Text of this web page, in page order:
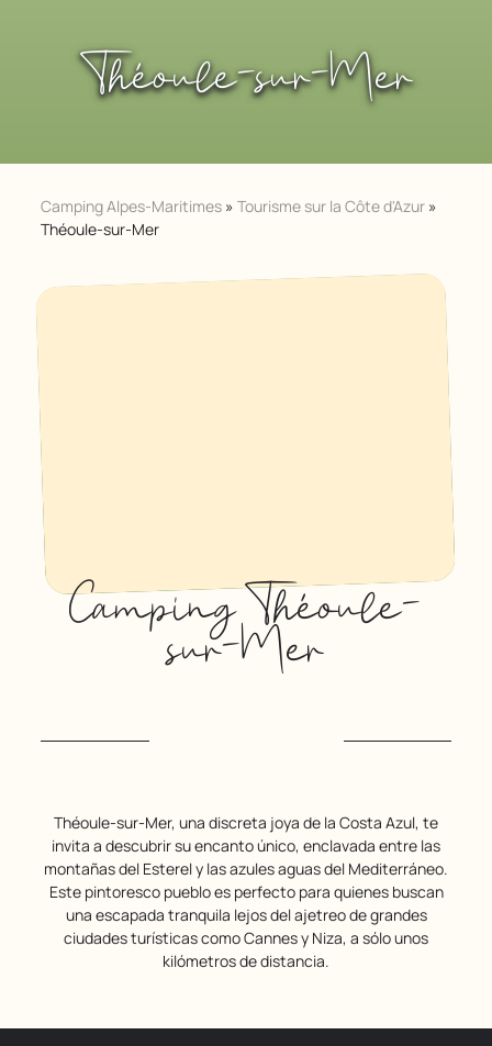
Théoule-sur-Mer
Camping Alpes-Maritimes »Tourisme sur la Côte d'Azur »
Théoule-sur-Mer
Camping Théoule-
sur-Mer
Théoule-sur-Mer, una discreta joya de la Costa Azul, te
invita a descubrir su encanto único, enclavada entre las
montañas del Esterel y las azules aguas del Mediterráneo.
Este pintoresco pueblo es perfecto para quienes buscan
una escapada tranquila lejos del ajetreo de grandes
ciudades turísticas como Cannes y Niza, a sólo unos
kilómetros de distancia.